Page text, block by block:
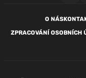
O NÁS
ZPRACOVÁNÍ OSOBNÍCH